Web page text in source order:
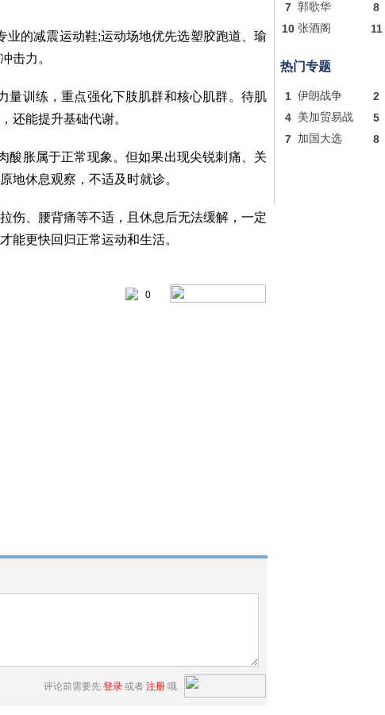
的减震运动鞋;运动场地优先选塑胶跑道、瑜
击力。
量训练，重点强化下肢肌群和核心肌群。待肌
还能提升基础代谢。
酸胀属于正常现象。但如果出现尖锐刺痛、关
地休息观察，不适及时就诊。
伤、腰背痛等不适，且休息后无法缓解，一定
能更快回归正常运动和生活。
0
评论前需要先 登录 或者 注册 哦
7 郭歌华 8
10 张酒阁 11
热门专题
1 伊朗战争 2
4 美加贸易战 5
7 加国大选 8